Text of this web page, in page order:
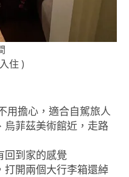
住 )
用擔心，適合自駕旅人
烏菲茲美術館近，走路
回到家的感覺
打開兩個大行李箱還綽